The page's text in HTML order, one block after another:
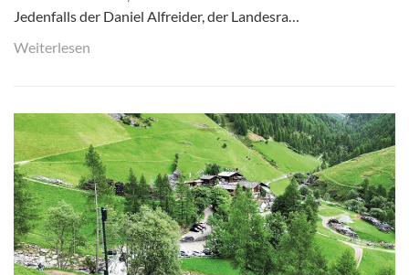
Jedenfalls der Daniel Alfreider, der Landesra…
Weiterlesen